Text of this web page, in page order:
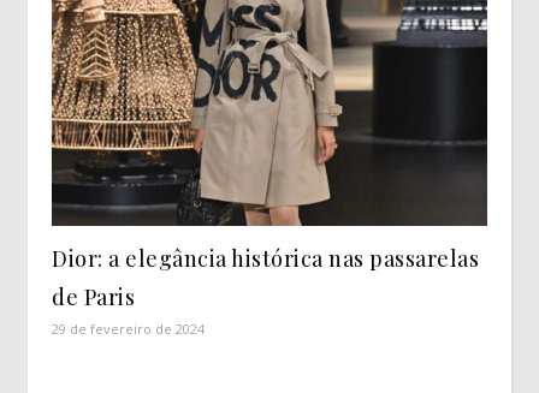
Dior: a elegância histórica nas passarelas
de Paris
29 de fevereiro de 2024